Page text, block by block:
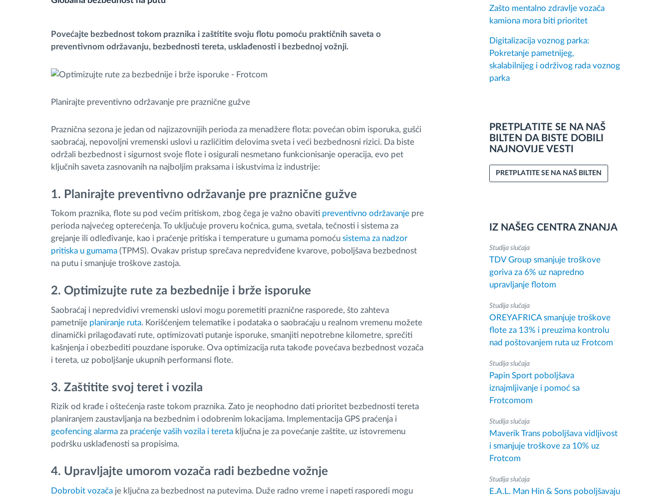
Planiranje i nadgledanje rute
Automatska identifikacija vozača
Otkrijte sve funkcije
Povećajte bezbednost tokom praznika i zaštitite svoju flotu pomoću praktičnih saveta o
preventivnom održavanju, bezbednosti tereta, usklađenosti i bezbednoj vožnji.
Planirajte preventivno održavanje pre praznične gužve
Praznična sezona je jedan od najizazovnijih perioda za menadžere flota: povećan obim isporuka, gušći
saobraćaj, nepovoljni vremenski uslovi u različitim delovima sveta i veći bezbednosni rizici. Da biste
održali bezbednost i sigurnost svoje flote i osigurali nesmetano funkcionisanje operacija, evo pet
ključnih saveta zasnovanih na najboljim praksama i iskustvima iz industrije:
1. Planirajte preventivno održavanje pre praznične gužve
Tokom praznika, flote su pod većim pritiskom, zbog čega je važno obaviti preventivno održavanje pre
perioda najvećeg opterećenja. To uključuje proveru kočnica, guma, svetala, tečnosti i sistema za
grejanje ili odleđivanje, kao i praćenje pritiska i temperature u gumama pomoću sistema za nadzor
pritiska u gumama (TPMS). Ovakav pristup sprečava nepredviđene kvarove, poboljšava bezbednost
na putu i smanjuje troškove zastoja.
2. Optimizujte rute za bezbednije i brže isporuke
Saobraćaj i nepredvidivi vremenski uslovi mogu poremetiti praznične rasporede, što zahteva
pametnije planiranje ruta. Korišćenjem telematike i podataka o saobraćaju u realnom vremenu možete
dinamički prilagođavati rute, optimizovati putanje isporuke, smanjiti nepotrebne kilometre, sprečiti
kašnjenja i obezbediti pouzdane isporuke. Ova optimizacija ruta takođe povećava bezbednost vozača
i tereta, uz poboljšanje ukupnih performansi flote.
3. Zaštitite svoj teret i vozila
Rizik od krađe i oštećenja raste tokom praznika. Zato je neophodno dati prioritet bezbednosti tereta
planiranjem zaustavljanja na bezbednim i odobrenim lokacijama. Implementacija GPS praćenja i
geofencing alarma za praćenje vaših vozila i tereta ključna je za povećanje zaštite, uz istovremenu
podršku usklađenosti sa propisima.
4. Upravljajte umorom vozača radi bezbedne vožnje
Dobrobit vozača je ključna za bezbednost na putevima. Duže radno vreme i napeti rasporedi mogu
Zašto mentalno zdravlje vozača
kamiona mora biti prioritet
Digitalizacija voznog parka:
Pokretanje pametnijeg,
skalabilnijeg i održivog rada voznog
parka
PRETPLATITE SE NA NAŠ
BILTEN DA BISTE DOBILI
NAJNOVIJE VESTI
PRETPLATITE SE NA NAŠ BILTEN
IZ NAŠEG CENTRA ZNANJA
Studija slučaja
TDV Group smanjuje troškove
goriva za 6% uz napredno
upravljanje flotom
Studija slučaja
OREYAFRICA smanjuje troškove
flote za 13% i preuzima kontrolu
nad poštovanjem ruta uz Frotcom
Studija slučaja
Papin Sport poboljšava
iznajmljivanje i pomoć sa
Frotcomom
Studija slučaja
Maverik Trans poboljšava vidljivost
i smanjuje troškove za 10% uz
Frotcom
Studija slučaja
E.A.L. Man Hin & Sons poboljšavaju